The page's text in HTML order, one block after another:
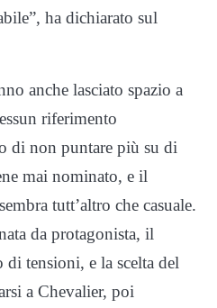
ha dichiarato sul
anche lasciato spazio a
riferimento
di non puntare più su di
mai nominato, e il
tutt’altro che casuale.
da protagonista, il
tensioni, e la scelta del
a Chevalier, poi